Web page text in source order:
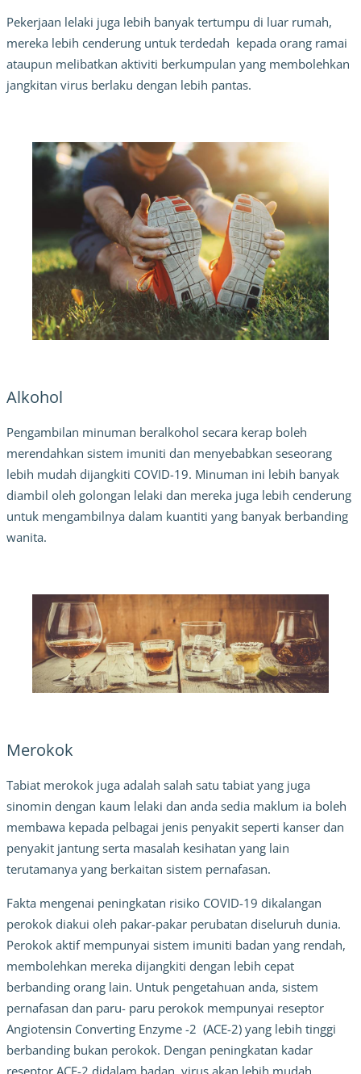
Pekerjaan lelaki juga lebih banyak tertumpu di luar rumah,
mereka lebih cenderung untuk terdedah kepada orang ramai
ataupun melibatkan aktiviti berkumpulan yang membolehkan
jangkitan virus berlaku dengan lebih pantas.
Alkohol
Pengambilan minuman beralkohol secara kerap boleh
merendahkan sistem imuniti dan menyebabkan seseorang
lebih mudah dijangkiti COVID-19. Minuman ini lebih banyak
diambil oleh golongan lelaki dan mereka juga lebih cenderung
untuk mengambilnya dalam kuantiti yang banyak berbanding
wanita.
Merokok
Tabiat merokok juga adalah salah satu tabiat yang juga
sinomin dengan kaum lelaki dan anda sedia maklum ia boleh
membawa kepada pelbagai jenis penyakit seperti kanser dan
penyakit jantung serta masalah kesihatan yang lain
terutamanya yang berkaitan sistem pernafasan.
Fakta mengenai peningkatan risiko COVID-19 dikalangan
perokok diakui oleh pakar-pakar perubatan diseluruh dunia.
Perokok aktif mempunyai sistem imuniti badan yang rendah,
membolehkan mereka dijangkiti dengan lebih cepat
berbanding orang lain. Untuk pengetahuan anda, sistem
pernafasan dan paru- paru perokok mempunyai reseptor
Angiotensin Converting Enzyme -2 (ACE-2) yang lebih tinggi
berbanding bukan perokok. Dengan peningkatan kadar